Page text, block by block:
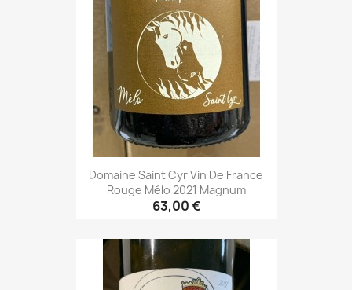
Domaine Saint Cyr Vin De France
Rouge Mélo 2021 Magnum
63,00 €